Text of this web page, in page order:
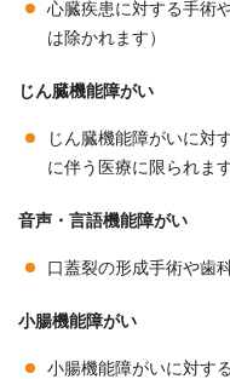
心臓疾患に対する手術
は除かれます）
じん臓機能障がい
じん臓機能障がいに対
に伴う医療に限られま
音声・言語機能障がい
口蓋裂の形成手術や歯
小腸機能障がい
小腸機能障がいに対す